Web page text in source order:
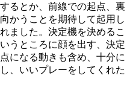
るとか、前線での起点、裏
かうことを期待して起用し
ました。決定機を決めるこ
うところに顔を出す、決定
になる動きも含め、十分に
、いいプレーをしてくれた